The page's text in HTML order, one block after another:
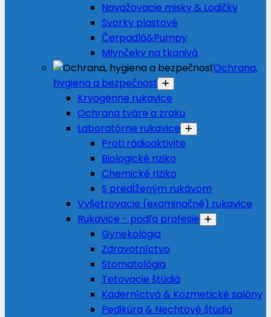
Navažovacie misky & Lodičky
Svorky plastové
Čerpadlá&Pumpy
Mlynčeky na tkanivá
Ochrana,
hygiena a bezpečnosť
Kryogénne rukavice
Ochrana tváre a zraku
Laboratórne rukavice
Proti rádioaktivite
Biologické riziko
Chemické riziko
S predĺženým rukávom
Vyšetrovacie (examinačné) rukavice
Rukavice - podľa profesie
Gynekológia
Zdravotníctvo
Stomatológia
Tetovacie štúdiá
Kaderníctvá & Kozmetické salóny
Pedikúra & Nechtové štúdiá